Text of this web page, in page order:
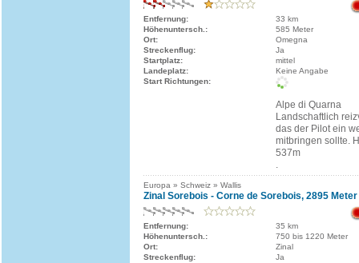
Entfernung:
33 km
Höhenuntersch.:
585 Meter
Ort:
Omegna
Streckenflug:
Ja
Startplatz:
mittel
Landeplatz:
Keine Angabe
Start Richtungen:
Alpe di Quarna
Landschaftlich
das der Pilot ein
mitbringen sollte.
537m
.
Europa » Schweiz » Wallis
Zinal Sorebois - Corne de Sorebois, 2895 Meter
Entfernung:
35 km
Höhenuntersch.:
750 bis 1220 Meter
Ort:
Zinal
Streckenflug:
Ja